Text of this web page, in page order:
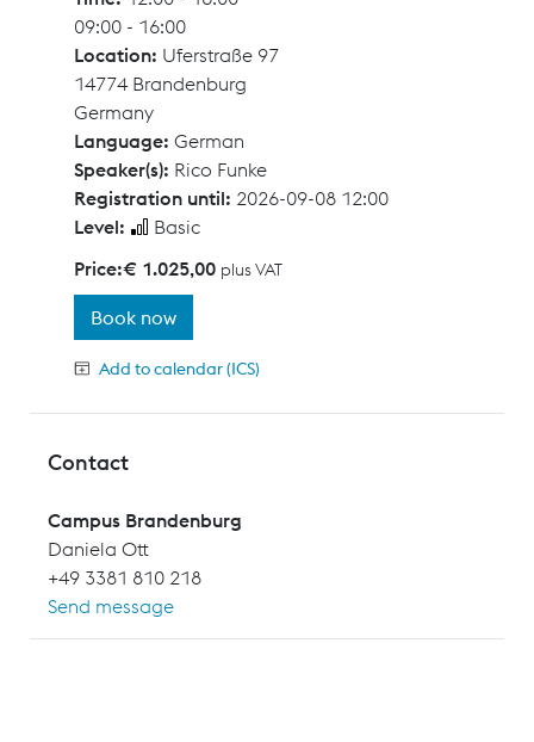
09:00 - 16:00
Location: Uferstraße 97
14774 Brandenburg
Germany
Language: German
Speaker(s): Rico Funke
Registration until: 2026-09-08 12:00
Level:
Basic
Price:€ 1.025,00 plus VAT
Book now
Add to calendar (ICS)
Contact
Campus Brandenburg
Daniela Ott
+49 3381 810 218
Send message